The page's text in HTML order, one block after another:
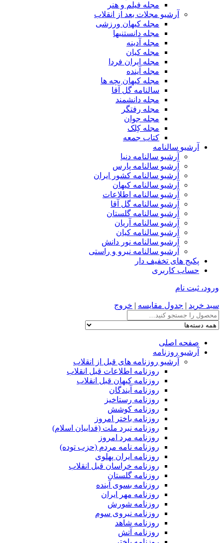
مجله فیلم و هنر
آرشیو مجلات بعد از انقلاب
مجله کیهان ورزشی
مجله دانستنیها
مجله آدینه
مجله کیان
مجله ایران فردا
مجله آینده
مجله کیهان بچه ها
سالنامه گل آقا
مجله دانشمند
مجله رفتگر
مجله جوان
مجله کِلک
کتاب جمعه
آرشیو سالنامه
آرشیو سالنامه دنیا
آرشیو سالنامه پارس
آرشیو سالنامه کشور ایران
آرشیو سالنامه کیهان
آرشیو سالنامه اطلاعات
آرشیو سالنامه گل آقا
آرشیو سالنامه گلستان
آرشیو سالنامه آریان
آرشیو سالنامه کیان
آرشیو سالنامه نور دانش
آرشیو سالنامه نیرو و راستی
پکیج های تخفیف دار
حساب کاربری
ورود، ثبت نام
سبد خرید | جدول مقایسه | خروج
صفحه اصلی
آرشیو روزنامه
آرشیو روزنامه های قبل از انقلاب
روزنامه اطلاعات قبل انقلاب
روزنامه کیهان قبل انقلاب
روزنامه آیندگان
روزنامه رستاخیز
روزنامه کوشش
روزنامه باختر امروز
روزنامه نبرد ملت (فداییان اسلام)
روزنامه مرد امروز
روزنامه نامه مردم (حزب توده)
روزنامه ایران پهلوی
روزنامه خراسان قبل انقلاب
روزنامه گلستان
روزنامه بسوی آینده
روزنامه مهر ایران
روزنامه شورش
روزنامه نیروی سوم
روزنامه شاهد
روزنامه آتش